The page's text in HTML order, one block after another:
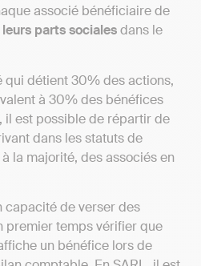
associé bénéficiaire de
parts socialesdans le
qui détient 30% des actions,
à 30% des bénéfices
est possible de répartir de
dans les statuts de
la majorité, des associés en
capacité de verser des
premier temps vérifier que
un bénéfice lors de